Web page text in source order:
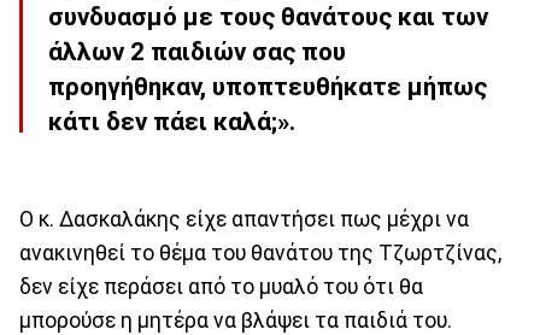
συνδυασμό με τους θανάτους και των
άλλων 2 παιδιών σας που
προηγήθηκαν, υποπτευθήκατε μήπως
κάτι δεν πάει καλά;».
Ο κ. Δασκαλάκης είχε απαντήσει πως μέχρι να
ανακινηθεί το θέμα του θανάτου της Τζωρτζίνας,
δεν είχε περάσει από το μυαλό του ότι θα
μπορούσε η μητέρα να βλάψει τα παιδιά του.